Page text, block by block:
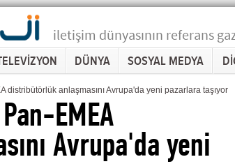
iletişim dünyasının referans
DÜNYA SOSYAL MEDYA
EMEA
Avrupa'da yeni
distribütörlük anlaşmasını Avrupa'da yeni pazarlara taşıyor